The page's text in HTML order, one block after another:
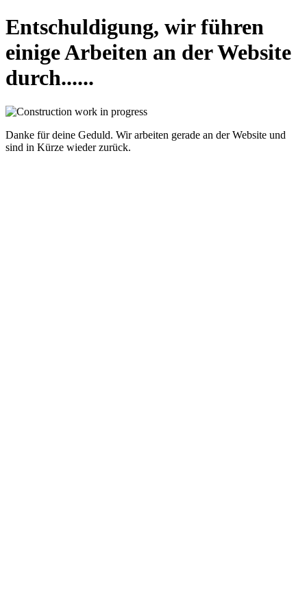
Entschuldigung, wir führen
einige Arbeiten an der Website
durch......
Danke für deine Geduld. Wir arbeiten gerade an der Website und
sind in Kürze wieder zurück.